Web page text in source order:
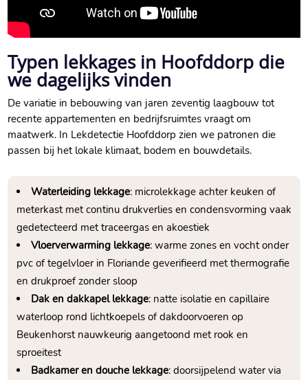
Typen lekkages in Hoofddorp die
we dagelijks vinden
De variatie in bebouwing van jaren zeventig laagbouw tot
recente appartementen en bedrijfsruimtes vraagt om
maatwerk.​ In Lekdetectie Hoofddorp zien we patronen die
passen bij het lokale klimaat, bodem en bouwdetails.​
Waterleiding lekkage: microlekkage achter keuken of
meterkast met continu drukverlies en condensvorming vaak
gedetecteerd met traceergas en akoestiek
Vloerverwarming lekkage: warme zones en vocht onder
pvc of tegelvloer in Floriande geverifieerd met thermografie
en drukproef zonder sloop
Dak en dakkapel lekkage: natte isolatie en capillaire
waterloop rond lichtkoepels of dakdoorvoeren op
Beukenhorst nauwkeurig aangetoond met rook en
sproeitest
Badkamer en douche lekkage: doorsijpelend water via